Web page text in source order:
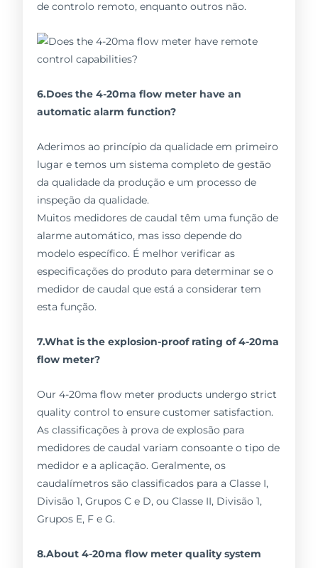
de controlo remoto, enquanto outros não.
6.Does the 4-20ma flow meter have an
automatic alarm function?
Aderimos ao princípio da qualidade em primeiro
lugar e temos um sistema completo de gestão
da qualidade da produção e um processo de
inspeção da qualidade.
Muitos medidores de caudal têm uma função de
alarme automático, mas isso depende do
modelo específico. É melhor verificar as
especificações do produto para determinar se o
medidor de caudal que está a considerar tem
esta função.
7.What is the explosion-proof rating of 4-20ma
flow meter?
Our 4-20ma flow meter products undergo strict
quality control to ensure customer satisfaction.
As classificações à prova de explosão para
medidores de caudal variam consoante o tipo de
medidor e a aplicação. Geralmente, os
caudalímetros são classificados para a Classe I,
Divisão 1, Grupos C e D, ou Classe II, Divisão 1,
Grupos E, F e G.
8.About 4-20ma flow meter quality system